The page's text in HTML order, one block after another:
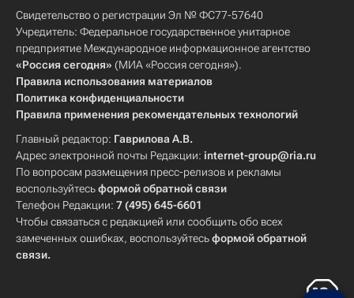
Свидетельство о регистрации Эл № ФС77-57640
Учредитель: Федеральное государственное унитарное
предприятие Международное информационное агентство
«Россия сегодня» (МИА «Россия сегодня»).
Правила использования материалов
Политика конфиденциальности
Правила применения рекомендательных технологий
Главный редактор: Гаврилова А.В.
Адрес электронной почты Редакции: internet-group@ria.ru
По вопросам размещения пресс-релизов и рекламы
воспользуйтесьформой обратной связи
Телефон Редакции: 7 (495) 645-6601
Чтобы связаться с редакцией или сообщить обо всех
замеченных ошибках, воспользуйтесьформой обратной
связи.